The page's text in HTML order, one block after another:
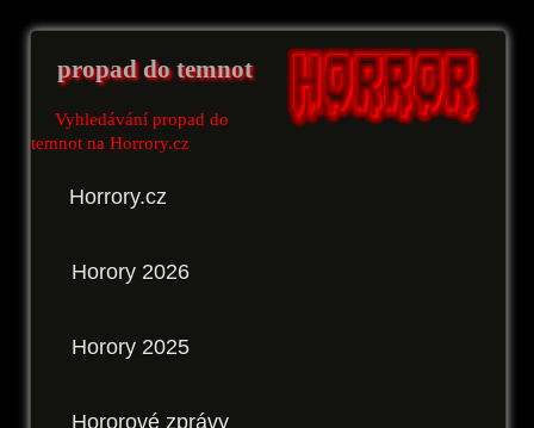
propad do temnot
Vyhledávání propad do
temnot na Horrory.cz
Horrory.cz
Horory 2026
Horory 2025
Hororové zprávy